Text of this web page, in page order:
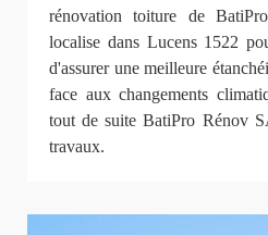
rénovation toiture de
localise dans Lucens 1522
d'assurer une meilleure
face aux changements
tout de suite BatiPro Rénov
travaux.